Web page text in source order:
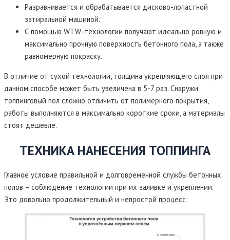
Разравнивается и обрабатывается дисково-лопастной
затиральной машиной.
С помощью WTW-технологии получают идеально ровную и
максимально прочную поверхность бетонного пола, а также
равномерную покраску.
В отличие от сухой технологии, толщина укрепляющего слоя при
данном способе может быть увеличена в 5-7 раз. Снаружи
топпинговый пол сложно отличить от полимерного покрытия,
работы выполняются в максимально короткие сроки, а материалы
стоят дешевле.
ТЕХНИКА НАНЕСЕНИЯ ТОППИНГА
Главное условие правильной и долговременной службы бетонных
полов – соблюдение технологии при их заливке и укреплении.
Это довольно продолжительный и непростой процесс: